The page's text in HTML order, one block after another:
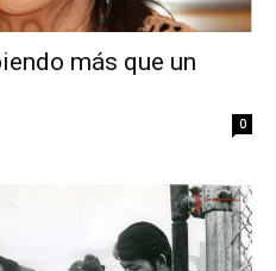
más que un
0